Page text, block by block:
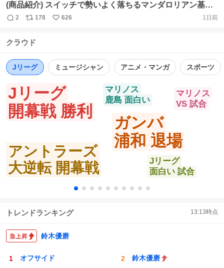
(商品紹介) スイッチで勢いよく落ちるマンダロリアン基地
の強化扉！◀︎やめてください 遊びのひらめきになるアクセ
お前鬼か？？？？？？？？ https://t.co/95Om3Mocww
返
数
2
リ
ス
数
178
い
626 1日前
クラウド
Jリーグ ミュージシャン アニメ・マンガ スポーツ
Jリーグ
開幕戦 勝利
ガンバ
浦和 退場
アントラーズ
大逆転 開幕戦
Jリーグ
面白い 試合
マリノス
鹿島 面白い
マリノス
VS 試合
トレンドランキング 13:13時点
鈴木優磨
オフサイド 鈴木優磨